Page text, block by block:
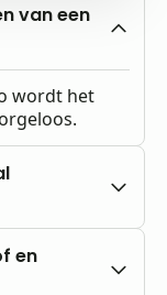
van een
wordt het
en